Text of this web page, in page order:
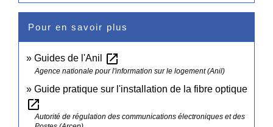
Pour en savoir plus
Guides de l'Anil open_in_new
Agence nationale pour l'information sur le logement (Anil)
Guide pratique sur l'installation de la fibre optique
open_in_new
Autorité de régulation des communications électroniques et des